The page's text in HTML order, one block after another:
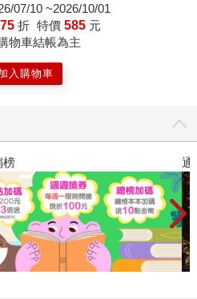
07/10 ~2026/10/01
75 折 特價 585 元
物車結帳為主
入購物車
榜 通